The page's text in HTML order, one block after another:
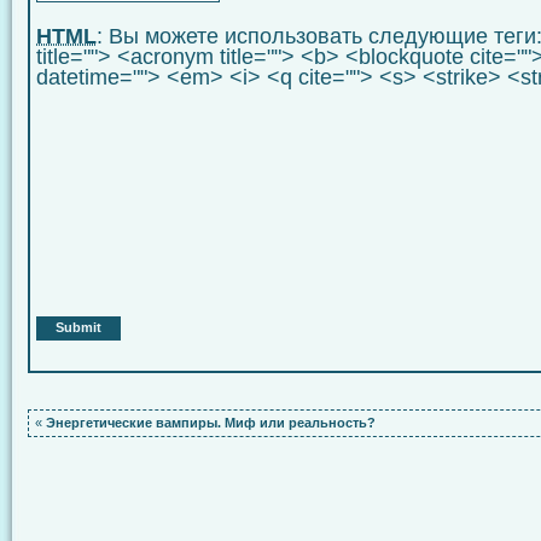
HTML: Вы можете использовать следующие
title=""> <acronym title=""> <b> <blockquote
datetime=""> <em> <i> <q cite=""> <s> <strike>
« Энергетические вампиры. Миф или реальность?